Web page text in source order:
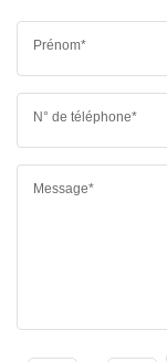
Prénom*
N° de téléphone*
Message*